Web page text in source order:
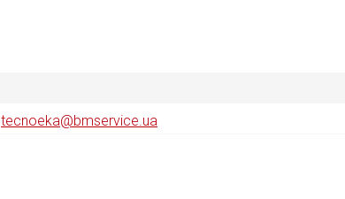
tecnoeka@bmservice.ua